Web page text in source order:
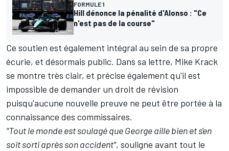
FORMULE 1
Hill dénonce la pénalité d'Alonso : "Ce
n'est pas de la course"
Ce soutien est également intégral au sein de sa propre
écurie, et désormais public. Dans sa lettre, Mike Krack
se montre très clair, et précise également qu'il est
impossible de demander un droit de révision
puisqu'aucune nouvelle preuve ne peut être portée à la
connaissance des commissaires.
"Tout le monde est soulagé que George aille bien et s'en
soit sorti après son accident", souligne avant tout le